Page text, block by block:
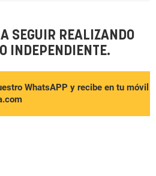
SEGUIR REALIZANDO
INDEPENDIENTE.
WhatsAPP y recibe en tu móvil